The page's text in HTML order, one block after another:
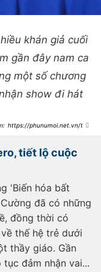
khán giả cuối
gần đây nam ca
một số chương
show đi hát
https://phunumoi.net.vn/tinh
tiết lộ cuộc
'Biến hóa bất
đã có những
đồng thời có
thế hệ trẻ dưới
thầy giáo. Gần
đảm nhận vai...